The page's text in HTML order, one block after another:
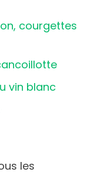
courgettes
vin blanc
les